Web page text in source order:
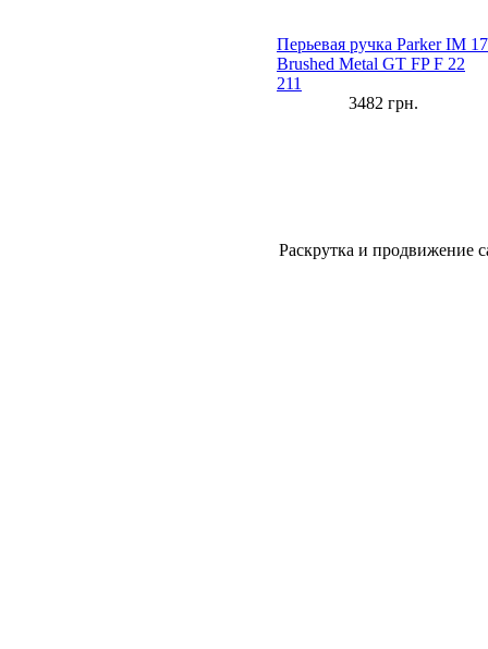
Перьевая ручка Parker IM 17
Brushed Metal GT FP F 22
211
3482 грн.
Раскрутка и продвижение